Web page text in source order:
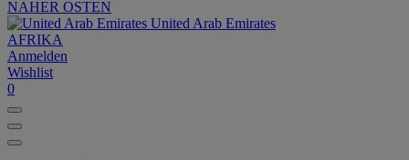
NAHER OSTEN
United Arab Emirates
AFRIKA
Anmelden
Wishlist
0